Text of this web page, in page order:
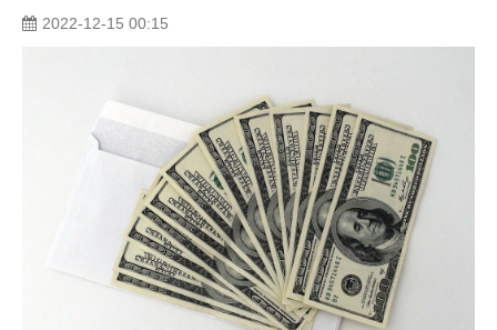
2022-12-15 00:15